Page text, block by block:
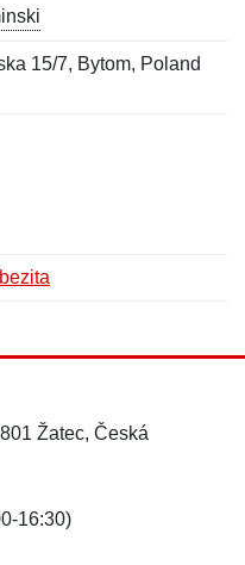
15/7, Bytom, Poland
Žatec, Česká
16:30)